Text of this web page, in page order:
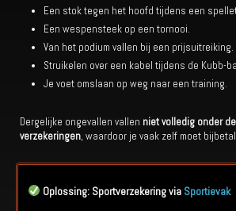
Een stok tegen het hoofd tijdens een
Een wespensteek op een tornooi.
Van het podium vallen bij een prijsuitreiking.
Struikelen over een kabel tijdens de Kubb-
Je voet omslaan op weg naar een training.
Dergelijke ongevallen vallen niet volledig onder
verzekeringen, waardoor je vaak zelf moet
Oplossing: Sportverzekering via Sportievak